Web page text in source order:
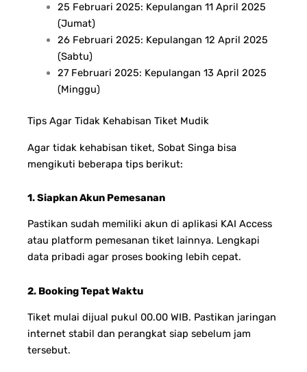
25 Februari 2025: Kepulangan 11 April 2025
(Jumat)
26 Februari 2025: Kepulangan 12 April 2025
(Sabtu)
27 Februari 2025: Kepulangan 13 April 2025
(Minggu)
Tips Agar Tidak Kehabisan Tiket Mudik
Agar tidak kehabisan tiket, Sobat Singa bisa
mengikuti beberapa tips berikut:
1. Siapkan Akun Pemesanan
Pastikan sudah memiliki akun di aplikasi KAI Access
atau platform pemesanan tiket lainnya. Lengkapi
data pribadi agar proses booking lebih cepat.
2. Booking Tepat Waktu
Tiket mulai dijual pukul 00.00 WIB. Pastikan jaringan
internet stabil dan perangkat siap sebelum jam
tersebut.